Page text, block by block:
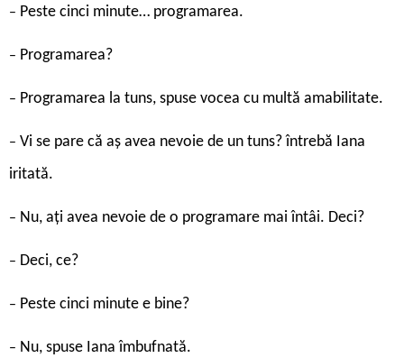
– Peste cinci minute… programarea.
– Programarea?
– Programarea la tuns, spuse vocea cu multă amabilitate.
– Vi se pare că aș avea nevoie de un tuns? întrebă Iana
iritată.
– Nu, ați avea nevoie de o programare mai întâi. Deci?
– Deci, ce?
– Peste cinci minute e bine?
– Nu, spuse Iana îmbufnată.